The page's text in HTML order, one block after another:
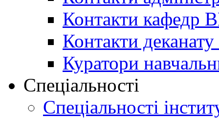
Контакти кафедр
Контакти
Куратори
Спеціальності
Спеціальності